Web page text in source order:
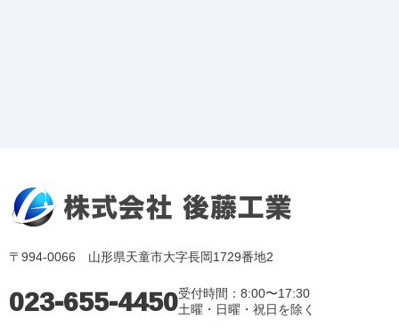
〒994-0066 山形県天童市大字長岡1729番地2
023-655-4450受付時間：8:00〜17:30
土曜・日曜・祝日を除く